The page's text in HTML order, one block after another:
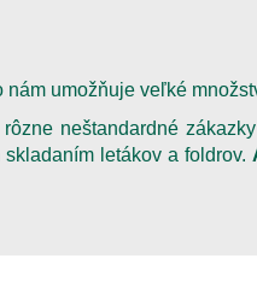
nám umožňuje veľké
neštandardné
letákov a foldrov.